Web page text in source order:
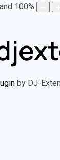
100%
by DJ-